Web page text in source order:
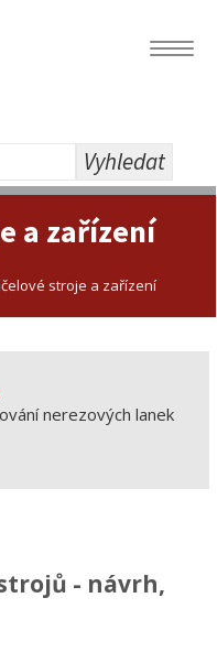
Vyhledat
a zařízení
stroje a zařízení
nerezových lanek
- návrh,